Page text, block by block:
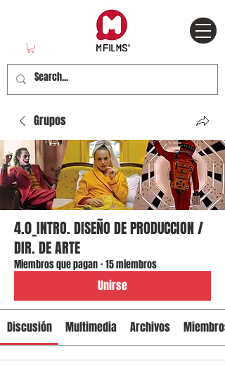
Grupos
4.0_INTRO. DISEÑO DE PRODUCCION /
DIR. DE ARTE
Miembros que pagan·15 miembros
Unirse
Discusión Multimedia Archivos Miembros